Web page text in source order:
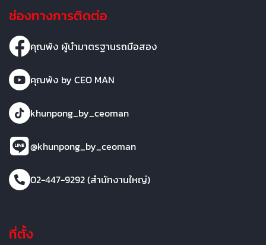
ช่องทางการติดต่อ
คุณพ้ง ผู้นำมาตรฐานรถมือสอง
คุณพ้ง by CEO MAN
khunpong_by_ceoman
@khunpong_by_ceoman
02-447-9292 (สำนักงานใหญ่)
ที่ตั้ง